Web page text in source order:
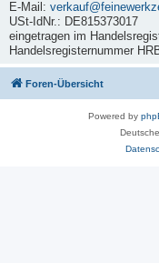
E-Mail:
USt-IdNr.: DE815373017
eingetragen im
Handelsregisternummer
Foren-Übersicht
Powered by